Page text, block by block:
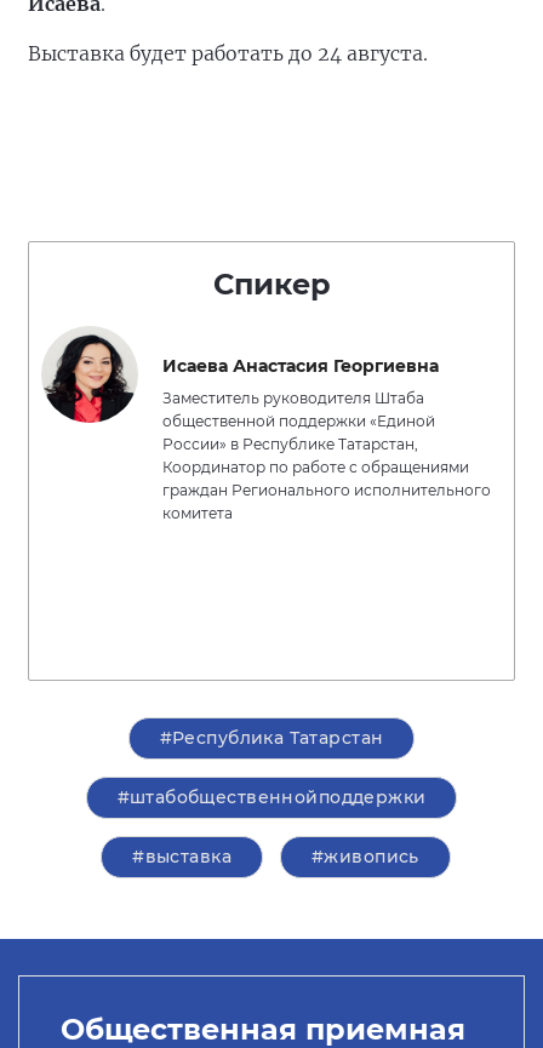
Выставка будет работать до 24 августа.
Спикер
Исаева Анастасия Георгиевна
Заместитель руководителя Штаба
общественной поддержки «Единой
России» в Республике Татарстан,
Координатор по работе с обращениями
граждан Регионального исполнительного
комитета
#Республика Татарстан
#штабобщественнойподдержки
#выставка #живопись
Общественная приемная